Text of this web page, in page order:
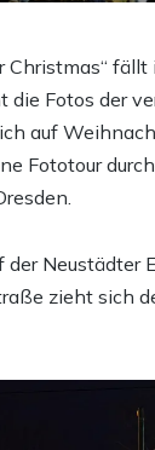
Christmas“ fällt
die Fotos der
auf
Fototour
Neustädter
zieht sich